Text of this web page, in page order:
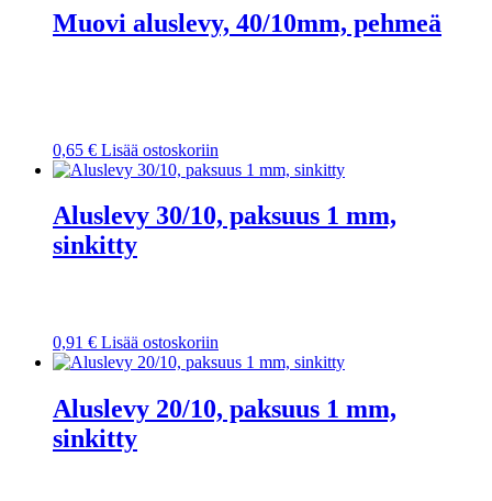
Muovi aluslevy, 40/10mm, pehmeä
0,65 € Lisää ostoskoriin
Aluslevy 30/10, paksuus 1 mm,
sinkitty
0,91 € Lisää ostoskoriin
Aluslevy 20/10, paksuus 1 mm,
sinkitty